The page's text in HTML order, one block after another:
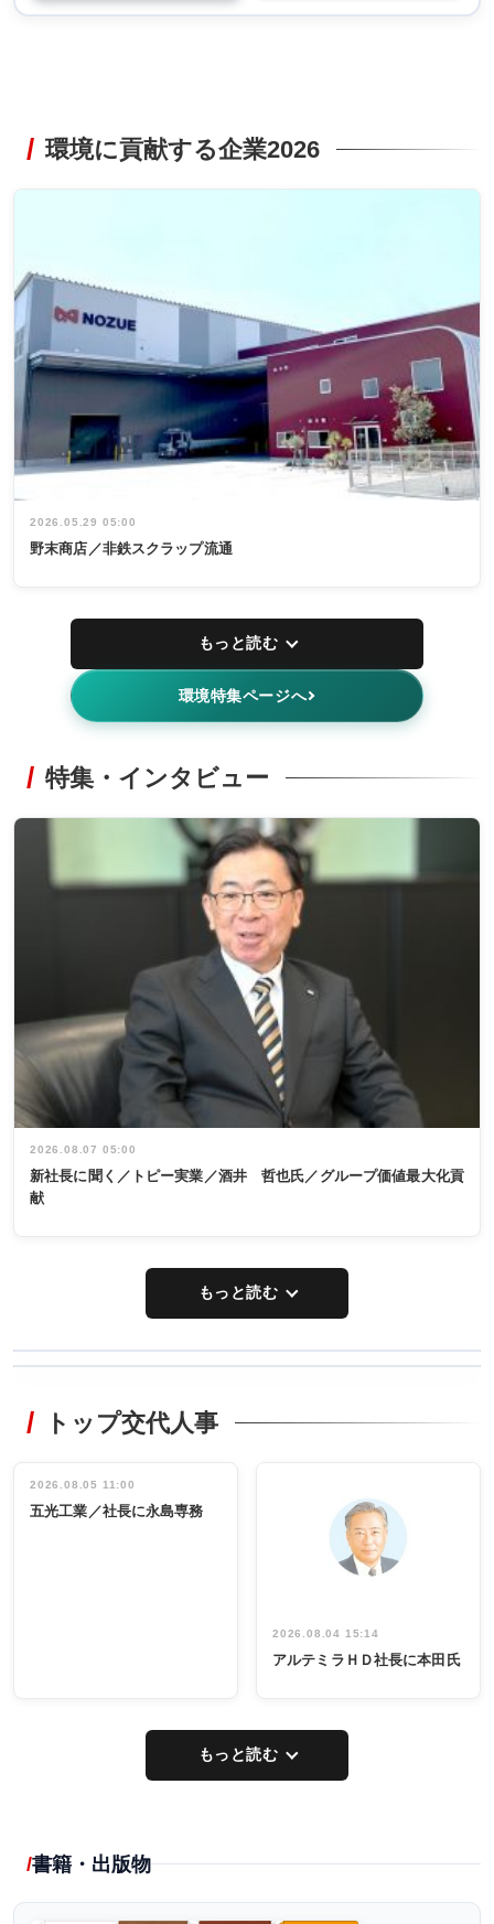
環境に貢献する企業2026
2026.05.29 05:00
野末商店／非鉄スクラップ流通
もっと読む
環境特集ページへ
特集・インタビュー
2026.08.07 05:00
新社長に聞く／トピー実業／酒井 哲也氏／グループ価値最大化貢
献
もっと読む
非鉄業界で
インタビュ
ー／社内ア
タックトレー
祝う 業界関
係者ら220人
出席
トップ交代人事
2026.08.05 11:00
五光工業／社長に永島専務
2026.08.04 15:14
アルテミラＨＤ社長に本田氏
もっと読む
書籍・出版物